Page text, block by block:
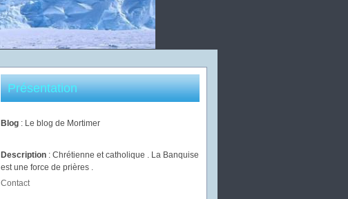
Présentation
Blog : Le blog de Mortimer
Description : Chrétienne et catholique . La Banquise
est une force de prières .
Contact